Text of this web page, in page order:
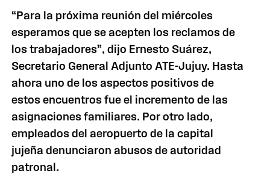
“Para la próxima reunión del miércoles
esperamos que se acepten los reclamos de
los trabajadores”, dijo Ernesto Suárez,
Secretario General Adjunto ATE-Jujuy. Hasta
ahora uno de los aspectos positivos de
estos encuentros fue el incremento de las
asignaciones familiares. Por otro lado,
empleados del aeropuerto de la capital
jujeña denunciaron abusos de autoridad
patronal.